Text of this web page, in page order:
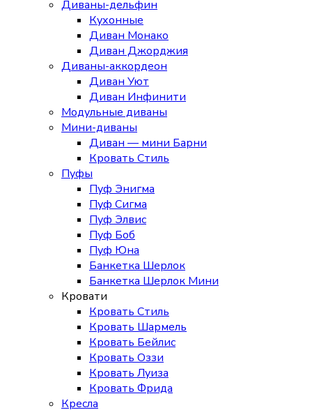
Диваны-дельфин
Кухонные
Диван Монако
Диван Джорджия
Диваны-аккордеон
Диван Уют
Диван Инфинити
Модульные диваны
Мини-диваны
Диван — мини Барни
Кровать Стиль
Пуфы
Пуф Энигма
Пуф Сигма
Пуф Элвис
Пуф Боб
Пуф Юна
Банкетка Шерлок
Банкетка Шерлок Мини
Кровати
Кровать Стиль
Кровать Шармель
Кровать Бейлис
Кровать Оззи
Кровать Луиза
Кровать Фрида
Кресла